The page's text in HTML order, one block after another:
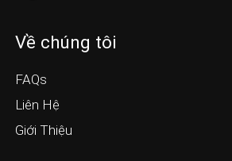
Về chúng tôi
FAQs
Liên Hệ
Giới Thiệu